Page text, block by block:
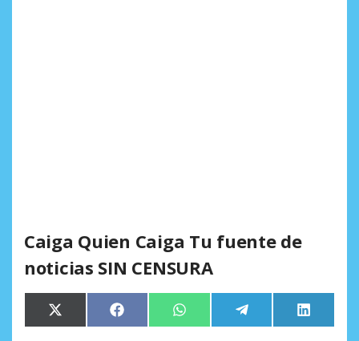
Caiga Quien Caiga Tu fuente de
noticias SIN CENSURA
Compartir
en
X
(Twitter)
Compartir
en
Facebook Compartir
en
WhatsApp Compartir
en
Telegram
en
LinkedIn